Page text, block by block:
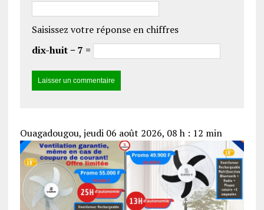
Saisissez votre réponse en chiffres
dix-huit − 7 =
Ouagadougou, jeudi 06 août 2026, 08 h : 12 min